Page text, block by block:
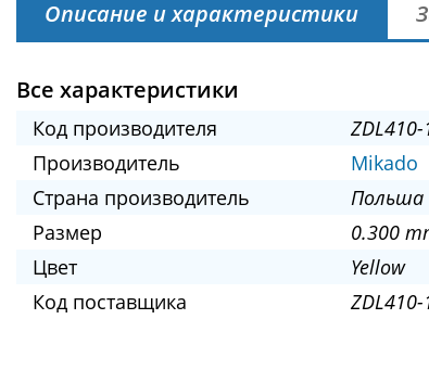
Описание и характеристики
Все характеристики
Код производителя
Производитель
Mikado
Страна производитель
Польша
Размер
0.300
Цвет
Yellow
Код поставщика